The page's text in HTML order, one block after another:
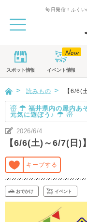
毎日発信！ふく
スポット情報 イベント情報
読みもの 【6/6(
☃ ☂ 福井県内の屋内あそ
元気に遊ぼう♪ ☂ ☃
2026/6/4
【6/6(土)～6/7(日)
キープする
おでかけ イベント